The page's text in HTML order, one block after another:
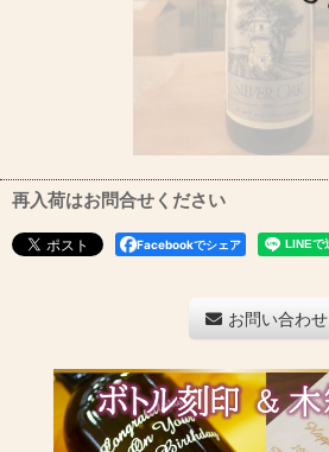
再入荷はお問合せください
Facebookでシェア
お問い合わせ